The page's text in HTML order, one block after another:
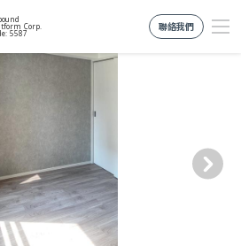
Corp.
5587
聯絡我們